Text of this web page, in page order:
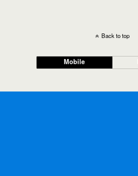
Back to top
Mobile